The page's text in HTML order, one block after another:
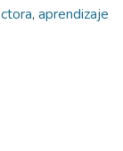
, aprendizaje